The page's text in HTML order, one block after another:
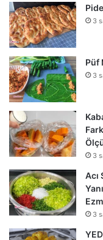
3
Püf
3
3
Acı
3